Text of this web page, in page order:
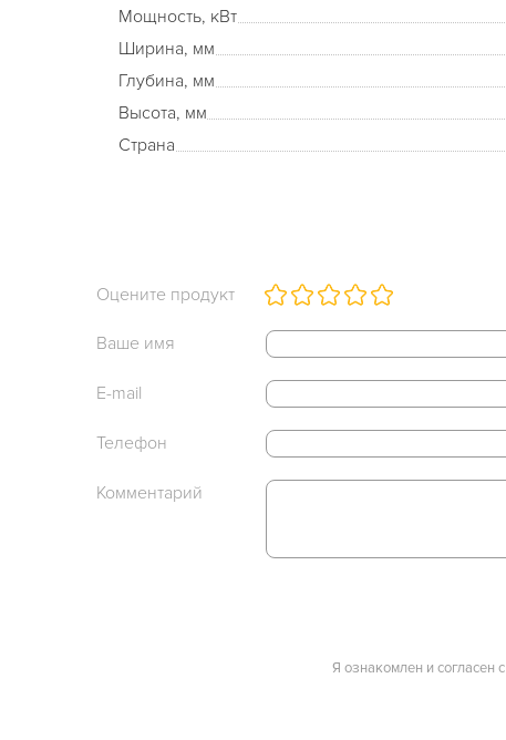
Мощность, кВт
Ширина, мм
Глубина, мм
Высота, мм
Страна
Оцените продукт
Ваше имя
E-mail
Телефон
Комментарий
Я ознакомлен и согласен с